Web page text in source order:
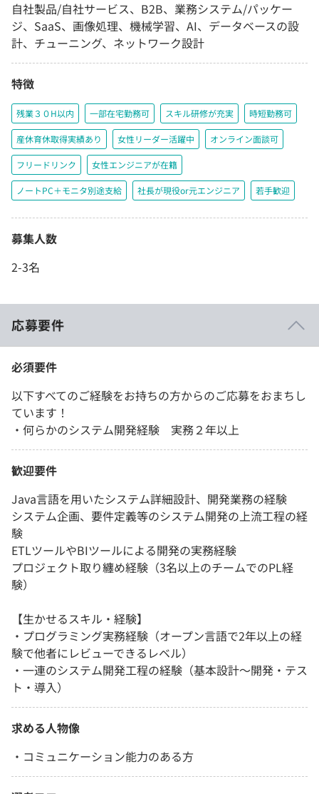
自社製品/自社サービス、B2B、業務システム/パッケー
ジ、SaaS、画像処理、機械学習、AI、データベースの設
計、チューニング、ネットワーク設計
特徴
残業３０H以内 一部在宅勤務可 スキル研修が充実 時短勤務可
産休育休取得実績あり 女性リーダー活躍中 オンライン面談可
フリードリンク 女性エンジニアが在籍
ノートPC＋モニタ別途支給 社長が現役or元エンジニア 若手歓迎
募集人数
2-3名
応募要件
必須要件
以下すべてのご経験をお持ちの方からのご応募をおまちし
ています！
・何らかのシステム開発経験 実務２年以上
歓迎要件
Java言語を用いたシステム詳細設計、開発業務の経験
システム企画、要件定義等のシステム開発の上流工程の経
験
ETLツールやBIツールによる開発の実務経験
プロジェクト取り纏め経験（3名以上のチームでのPL経
験）
【生かせるスキル・経験】
・プログラミング実務経験（オープン言語で2年以上の経
験で他者にレビューできるレベル）
・一連のシステム開発工程の経験（基本設計～開発・テス
ト・導入）
求める人物像
・コミュニケーション能力のある方